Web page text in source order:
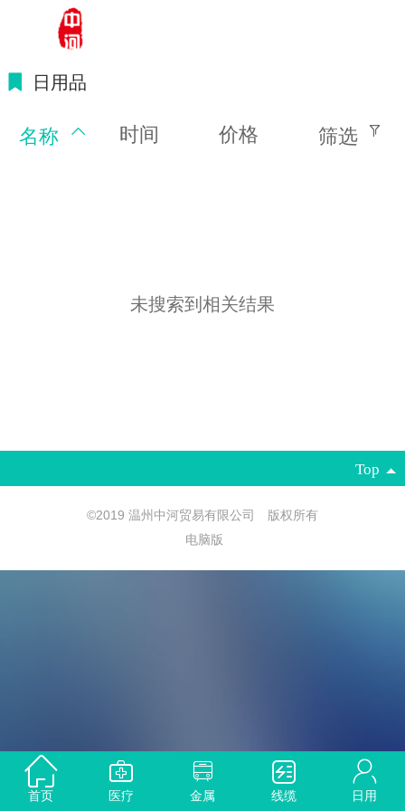
日用品
名称 时间 价格 筛选
未搜索到相关结果
Top
©2019 温州中河贸易有限公司 版权所有
电脑版
首页 医疗 金属 线缆 日用